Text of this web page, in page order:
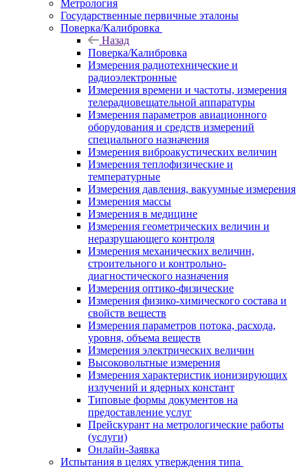
Метрология
Государственные первичные эталоны
Поверка/Калибровка
Назад
Поверка/Калибровка
Измерения радиотехнические и
радиоэлектронные
Измерения времени и частоты, измерения
телерадиовещательной аппаратуры
Измерения параметров авиационного
оборудования и средств измерений
специального назначения
Измерения виброакустических величин
Измерения теплофизические и
температурные
Измерения давления, вакуумные измерения
Измерения массы
Измерения в медицине
Измерения геометрических величин и
неразрушающего контроля
Измерения механических величин,
строительного и контрольно-
диагностического назначения
Измерения оптико-физические
Измерения физико-химического состава и
свойств веществ
Измерения параметров потока, расхода,
уровня, объема веществ
Измерения электрических величин
Высоковольтные измерения
Измерения характеристик ионизирующих
излучений и ядерных констант
Типовые формы документов на
предоставление услуг
Прейскурант на метрологические работы
(услуги)
Онлайн-Заявка
Испытания в целях утверждения типа